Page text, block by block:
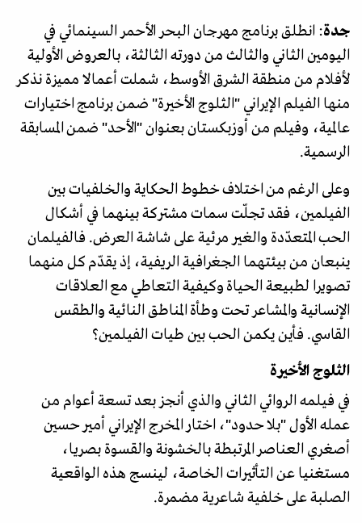
جدة: انطلق برنامج مهرجان البحر الأحمر السينمائي في
اليومين الثاني والثالث من دورته الثالثة، بالعروض الأولية
لأفلام من منطقة الشرق الأوسط، شملت أعمالا مميزة نذكر
منها الفيلم الإيراني "الثلوج الأخيرة" ضمن برنامج اختيارات
عالمية، وفيلم من أوزبكستان بعنوان "الأحد" ضمن المسابقة
الرسمية.
وعلى الرغم من اختلاف خطوط الحكاية والخلفيات بين
الفيلمين، فقد تجلّت سمات مشتركة بينهما في أشكال
الحب المتعدّدة والغير مرئية على شاشة العرض. فالفيلمان
ينبعان من بيئتهما الجغرافية الريفية، إذ يقدّم كل منهما
تصويرا لطبيعة الحياة وكيفية التعاطي مع العلاقات
الإنسانية والمشاعر تحت وطأة المناطق النائية والطقس
القاسي. فأين يكمن الحب بين طيات الفيلمين؟
الثلوج الأخيرة
في فيلمه الروائي الثاني والذي أنجز بعد تسعة أعوام من
عمله الأول "بلا حدود"، اختار المخرج الإيراني أمير حسين
أصغري العناصر المرتبطة بالخشونة والقسوة بصريا،
مستغنيا عن التأثيرات الخاصة، لينسج هذه الواقعية
الصلبة على خلفية شاعرية مضمرة.